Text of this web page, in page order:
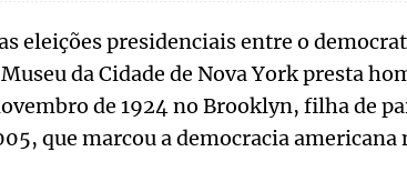
eleições presidenciais entre o
da Cidade de Nova York presta
de 1924 no Brooklyn, filha de
que marcou a democracia americana